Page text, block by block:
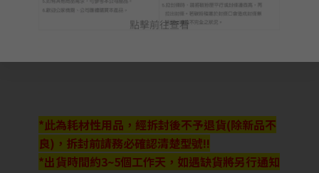
*此為耗材性用品，經拆封後不予退貨(除新品不
良)，拆封前請務必確認清楚型號!!
*出貨時間約3~5個工作天，如遇缺貨將另行通知
點擊前往查看